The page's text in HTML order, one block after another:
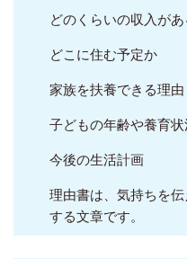
どのくらいの収入が
どこに住む予定か
家族を扶養できる理由
子どもの年齢や養育状
今後の生活計画
理由書は、気持ちを
する文章です。